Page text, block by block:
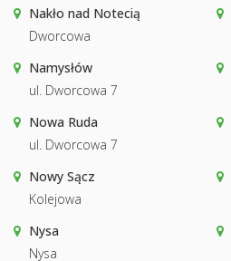
Nakło nad Notecią
Dworcowa
Namysłów
ul. Dworcowa 7
Nowa Ruda
ul. Dworcowa 7
Nowy Sącz
Kolejowa
Nysa
Nysa